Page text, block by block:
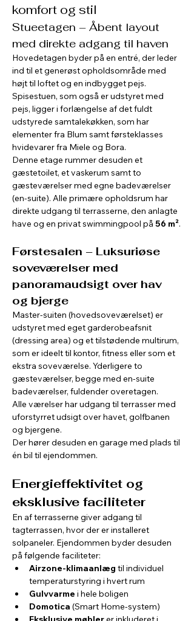
komfort og stil
Stueetagen – Åbent layout
med direkte adgang til haven
Hovedetagen byder på en entré, der leder
ind til et generøst opholdsområde med
højt til loftet og en indbygget pejs.
Spisestuen, som også er udstyret med
pejs, ligger i forlængelse af det fuldt
udstyrede samtalekøkken, som har
elementer fra Blum samt førsteklasses
hvidevarer fra Miele og Bora.
Denne etage rummer desuden et
gæstetoilet, et vaskerum samt to
gæsteværelser med egne badeværelser
(en-suite). Alle primære opholdsrum har
direkte udgang til terrasserne, den anlagte
have og en privat swimmingpool på 56 m².
Førstesalen – Luksuriøse
soveværelser med
panoramaudsigt over hav
og bjerge
Master-suiten (hovedsoveværelset) er
udstyret med eget garderobeafsnit
(dressing area) og et tilstødende multirum,
som er ideelt til kontor, fitness eller som et
ekstra soveværelse. Yderligere to
gæsteværelser, begge med en-suite
badeværelser, fuldender overetagen.
Alle værelser har udgang til terrasser med
uforstyrret udsigt over havet, golfbanen
og bjergene.
Der hører desuden en garage med plads til
én bil til ejendommen.
Energieffektivitet og
eksklusive faciliteter
En af terrasserne giver adgang til
tagterrassen, hvor der er installeret
solpaneler. Ejendommen byder desuden
på følgende faciliteter:
Airzone-klimaanlæg til individuel
temperaturstyring i hvert rum
Gulvvarme i hele boligen
Domotica (Smart Home-system)